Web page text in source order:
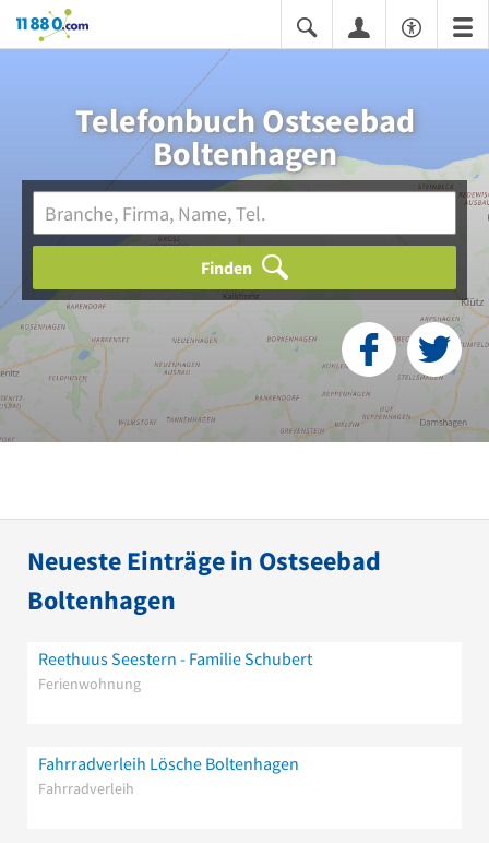
11880.com
Telefonbuch Ostseebad
Boltenhagen
Finden
Neueste Einträge in Ostseebad
Boltenhagen
Reethuus Seestern - Familie Schubert
Ferienwohnung
Fahrradverleih Lösche Boltenhagen
Fahrradverleih